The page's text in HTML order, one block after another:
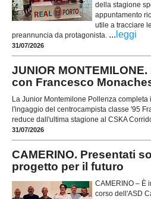
della stagione
appuntamento
utile a tracciare
preannuncia da protagonista. ... leggi
31/07/2026
JUNIOR
con Francesco
La Junior Montemilone Pollenza
l'ingaggio del centrocampista classe '95
reduce dall'ultima stagione al CSKA
31/07/2026
CAMERINO. Presentati
progetto per il futuro
CAMERINO – È
corso dell'ASD